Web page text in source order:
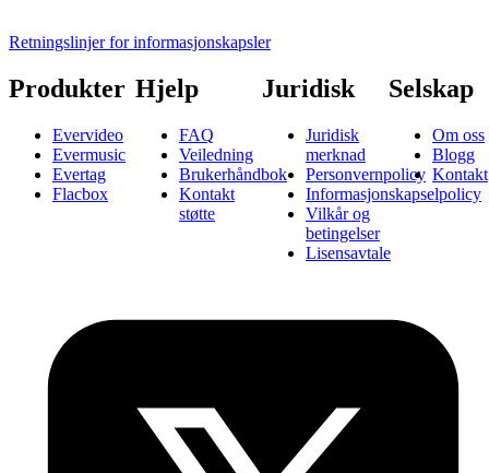
Retningslinjer for informasjonskapsler
Produkter
Evervideo
Evermusic
Evertag
Flacbox
Hjelp
FAQ
Veiledning
Brukerhåndbok
Kontakt
støtte
Juridisk
Juridisk
merknad
Personvernpolicy
Informasjonskapselpolicy
Vilkår og
betingelser
Lisensavtale
Selskap
Om oss
Blogg
Kontakt